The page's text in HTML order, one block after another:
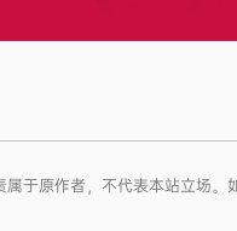
原作者，不代表本站立场